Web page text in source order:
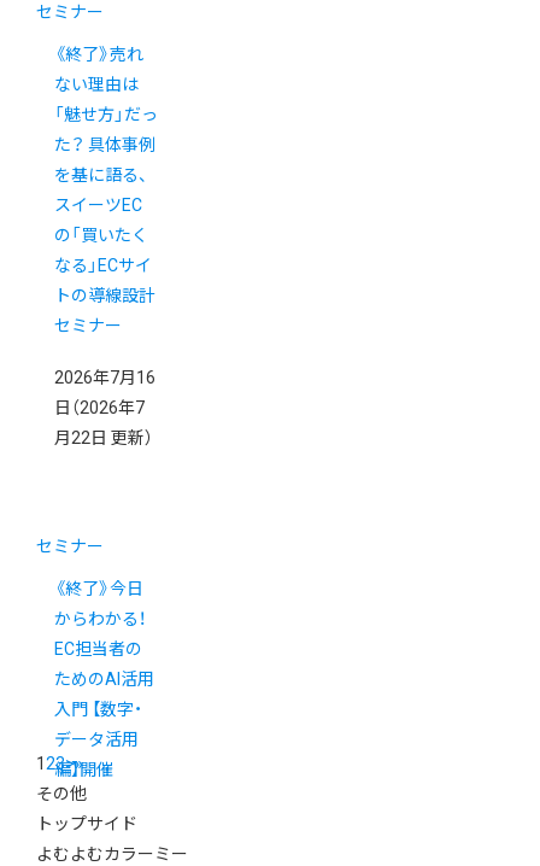
セミナー
《終了》売れ
ない理由は
「魅せ方」だっ
た？ 具体事例
を基に語る、
スイーツEC
の「買いたく
なる」ECサイ
トの導線設計
セミナー
2026年7月16
日 （2026年7
月22日 更新）
セミナー
《終了》今日
からわかる！
EC担当者の
ためのAI活用
入門 【数字・
データ活用
編】開催
123>»
その他
トップサイド
よむよむカラーミー